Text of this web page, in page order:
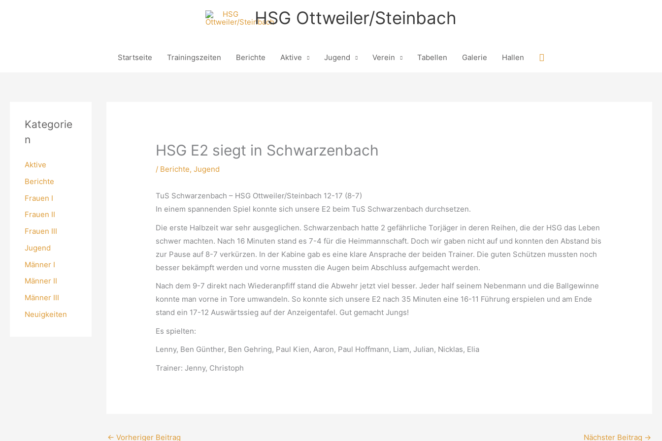
HSG Ottweiler/Steinbach
Startseite Trainingszeiten Berichte Aktive Jugend Verein Tabellen Galerie Hallen Suchen
Kategorie
n
Aktive
Berichte
Frauen I
Frauen II
Frauen III
Jugend
Männer I
Männer II
Männer III
Neuigkeiten
HSG E2 siegt in Schwarzenbach
/ Berichte, Jugend
TuS Schwarzenbach – HSG Ottweiler/Steinbach 12-17 (8-7)
In einem spannenden Spiel konnte sich unsere E2 beim TuS Schwarzenbach durchsetzen.
Die erste Halbzeit war sehr ausgeglichen. Schwarzenbach hatte 2 gefährliche Torjäger in deren Reihen, die der HSG das Leben
schwer machten. Nach 16 Minuten stand es 7-4 für die Heimmannschaft. Doch wir gaben nicht auf und konnten den Abstand bis
zur Pause auf 8-7 verkürzen. In der Kabine gab es eine klare Ansprache der beiden Trainer. Die guten Schützen mussten noch
besser bekämpft werden und vorne mussten die Augen beim Abschluss aufgemacht werden.
Nach dem 9-7 direkt nach Wiederanpfiff stand die Abwehr jetzt viel besser. Jeder half seinem Nebenmann und die Ballgewinne
konnte man vorne in Tore umwandeln. So konnte sich unsere E2 nach 35 Minuten eine 16-11 Führung erspielen und am Ende
stand ein 17-12 Auswärtssieg auf der Anzeigentafel. Gut gemacht Jungs!
Es spielten:
Lenny, Ben Günther, Ben Gehring, Paul Kien, Aaron, Paul Hoffmann, Liam, Julian, Nicklas, Elia
Trainer: Jenny, Christoph
← Vorheriger Beitrag Nächster Beitrag →